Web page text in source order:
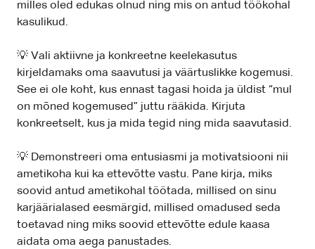
milles oled edukas olnud ning mis on antud töökohal
kasulikud.
💡 Vali aktiivne ja konkreetne keelekasutus
kirjeldamaks oma saavutusi ja väärtuslikke kogemusi.
See ei ole koht, kus ennast tagasi hoida ja üldist “mul
on mõned kogemused” juttu rääkida. Kirjuta
konkreetselt, kus ja mida tegid ning mida saavutasid.
💡 Demonstreeri oma entusiasmi ja motivatsiooni nii
ametikoha kui ka ettevõtte vastu. Pane kirja, miks
soovid antud ametikohal töötada, millised on sinu
karjäärialased eesmärgid, millised omadused seda
toetavad ning miks soovid ettevõtte edule kaasa
aidata oma aega panustades.